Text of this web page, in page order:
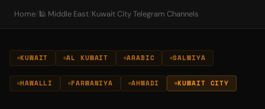
Home/ 🕌 Middle East/ Kuwait City Telegram Channels
KUWAIT AL KUWAIT ARABIC SALMIYA
HAWALLI FARWANIYA AHMADI KUWAIT CITY